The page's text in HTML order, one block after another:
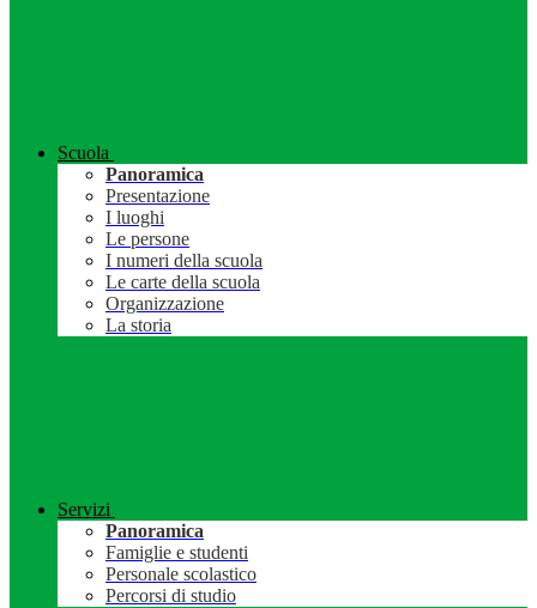
Scuola
Panoramica
Presentazione
I luoghi
Le persone
I numeri della scuola
Le carte della scuola
Organizzazione
La storia
Servizi
Panoramica
Famiglie e studenti
Personale scolastico
Percorsi di studio